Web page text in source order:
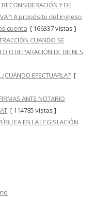
Y DE
A propósito del ingreso
cuenta [ 166337 vistas ]
CUANDO SE
O REPARACIÓN DE BIENES
EFECTUARLA? [
ANTE NOTARIO
[ 114785 vistas ]
EN LA LEGISLACIÓN